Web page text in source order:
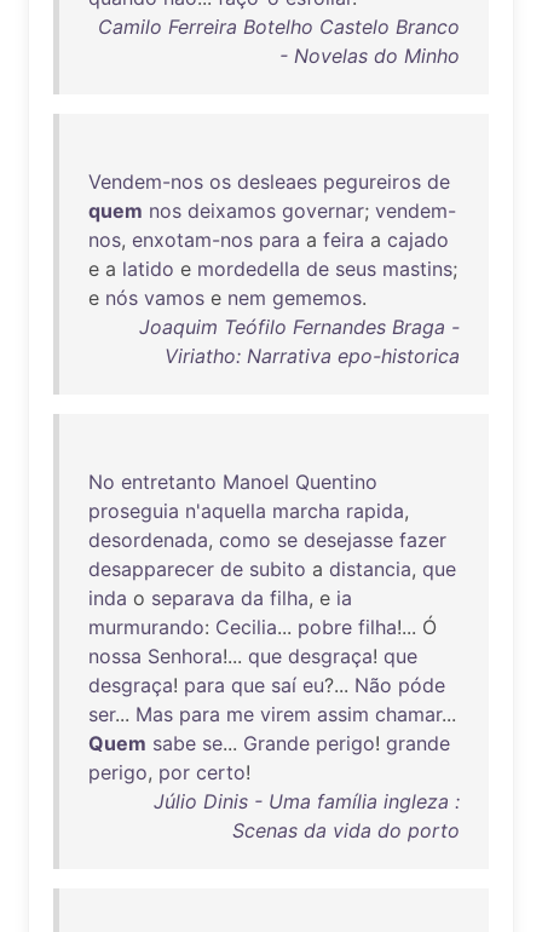
Camilo Ferreira Botelho Castelo Branco
- Novelas do Minho
Vendem-nos os desleaes pegureiros de
quem nos deixamos governar; vendem-
nos, enxotam-nos para a feira a cajado
e a latido e mordedella de seus mastins;
e nós vamos e nem gememos.
Joaquim Teófilo Fernandes Braga -
Viriatho: Narrativa epo-historica
No entretanto Manoel Quentino
proseguia n'aquella marcha rapida,
desordenada, como se desejasse fazer
desapparecer de subito a distancia, que
inda o separava da filha, e ia
murmurando: Cecilia... pobre filha!... Ó
nossa Senhora!... que desgraça! que
desgraça! para que saí eu?... Não póde
ser... Mas para me virem assim chamar...
Quem sabe se... Grande perigo! grande
perigo, por certo!
Júlio Dinis - Uma família ingleza :
Scenas da vida do porto